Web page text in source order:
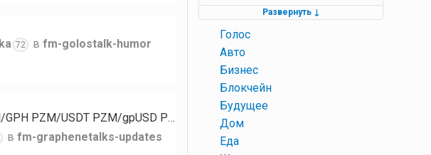
72 в fm-golostalk-humor
Для токена PZM стали доступны следующие рынки: PZM/XMR PZM/GPH PZM/USDT PZM/gpUSD PZM/gpEUR…
в fm-graphenetalks-updates
Развернуть↓
Голос
Авто
Бизнес
Блокчейн
Будущее
Дом
Еда